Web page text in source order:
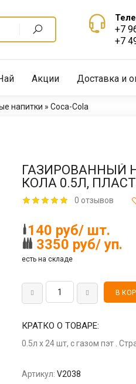
+7
+7
Акции Доставка и
напитки » Coca-Сola
ГАЗИРОВАННЫЙ
КОЛА 0.5Л,
0 отзывов
140 руб/ шт.
3350 руб/ уп.
есть на складе
КРАТКО О ТОВАРЕ:
0.5л х 24 шт, с газом пэт .
Артикул: V2038